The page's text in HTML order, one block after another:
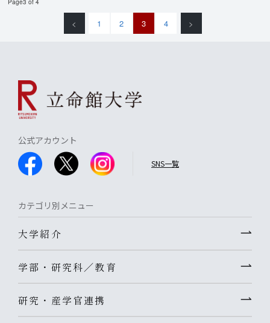
Page3 of 4
< 1 2 3 4 >
公式アカウント
SNS一覧
カテゴリ別メニュー
大学紹介
学部・研究科／教育
研究・産学官連携